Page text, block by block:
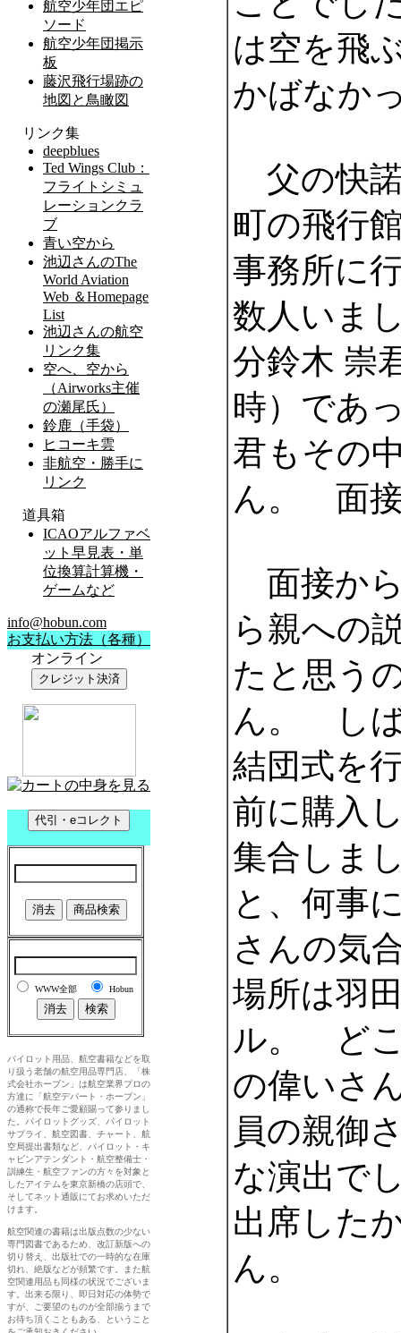
は空を飛
かばなか
父の快
町の飛行
事務所に
数人いま
分鈴木 崇
時）であ
君もその
ん。 面
面接か
ら親への
たと思う
ん。 しば
結団式を
前に購入
集合しま
と、何事
さんの気
場所は羽
ル。 どこ
の偉いさ
員の親御
な演出で
出席した
ん。